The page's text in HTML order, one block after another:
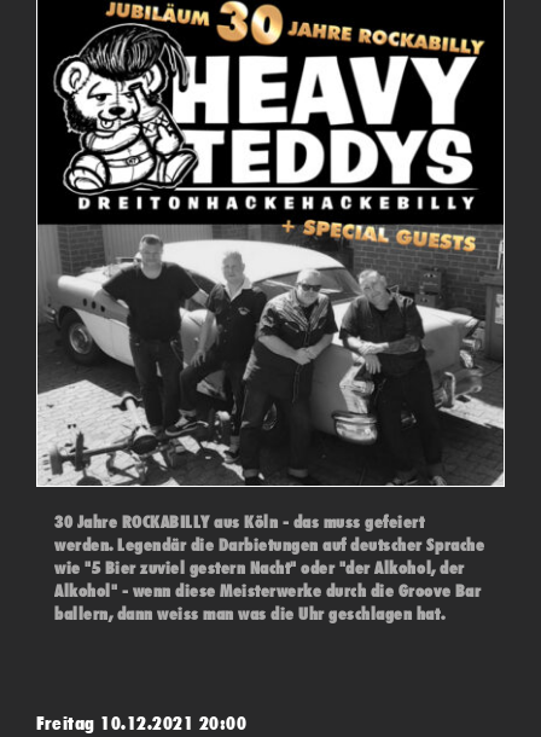
FACEBOOK
YOUTUBE
30 Jahre ROCKABILLY aus Köln - das muss gefeiert
werden. Legendär die Darbietungen auf deutscher Sprache
wie "5 Bier zuviel gestern Nacht" oder "der Alkohol, der
Alkohol" - wenn diese Meisterwerke durch die Groove Bar
ballern, dann weiss man was die Uhr geschlagen hat.
Freitag 10.12.2021 20:00